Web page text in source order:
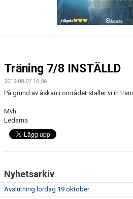
MEDLEMSANMÄLAN
Träning 7/8 INSTÄLLD
2019-08-07 16:56
På grund av åskan i området ställer vi in
Mvh
Ledarna
Nyhetsarkiv
Avslutning lördag 19 oktober